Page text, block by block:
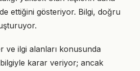
ettiğini gösteriyor. Bilgi, doğru
ve ilgi alanları konusunda
karar veriyor; ancak